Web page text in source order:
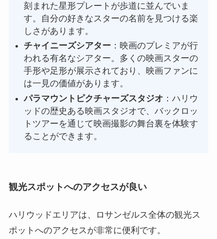
刻まれた星形プレートが歩道に並んでいま
す。自分の好きなスターの名前を見つける楽
しさがあります。
チャイニーズシアター ：映画のプレミアが行
われる有名なシアター。多くの映画スターの
手形や足形が展示されており、映画ファンに
は一見の価値があります。
パラマウントピクチャーズスタジオ ：ハリウ
ッドの歴史ある映画スタジオで、バックロッ
トツアーを通じて映画撮影の舞台裏を体験す
ることができます。
観光スポットへのアクセスが良い
ハリウッドエリアは、ロサンゼルス全体の観光ス
ポットへのアクセスが非常に便利です。